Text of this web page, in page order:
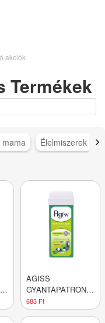
akciók
Termékek
mama Élelmiszerek
AGISS
GYANTAPATRON
BOROKABOGYÓVAL
683 Ft